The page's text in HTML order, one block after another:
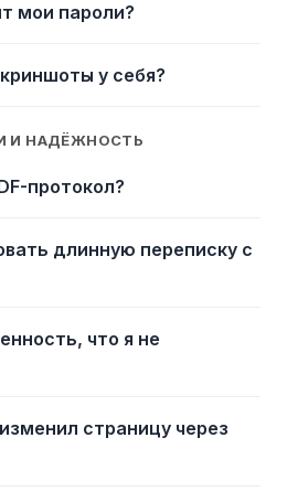
мои пароли?
у себя?
И НАДЁЖНОСТЬ
протокол?
длинную переписку с
что я не
страницу через